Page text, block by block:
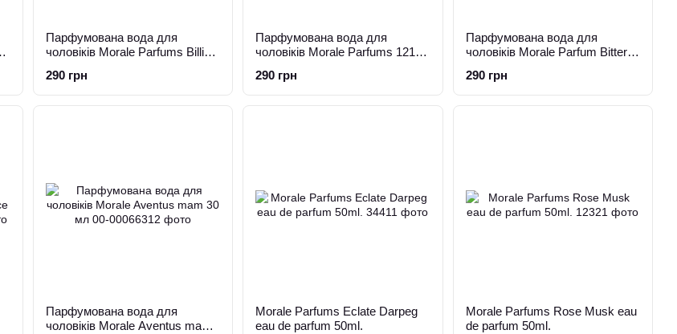
Парфумована вода для
чоловіків Morale Parfums Billion
290 грн
Парфумована вода для
чоловіків Morale Parfums 121
290 грн
Парфумована вода для
чоловіків Morale Parfum Bitter
290 грн
Парфумована вода для
чоловіків Morale Aventus mam
Morale Parfums Eclate Darpeg
eau de parfum 50ml.
Morale Parfums Rose Musk eau
de parfum 50ml.